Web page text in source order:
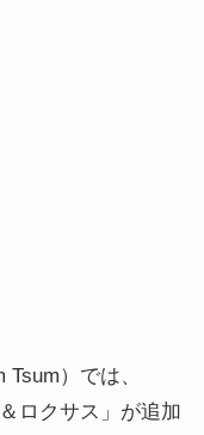
）では、
ロクサス」が追加